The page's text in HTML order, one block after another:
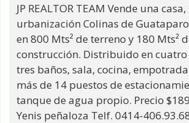
JP REALTOR TEAM Vende una
urbanización Colinas de
en 800 Mts² de terreno y 180 Mts²
construcción. Distribuido en
tres baños, sala, cocina,
más de 14 puestos de
tanque de agua propio. Precio
Yenis peñaloza Telf. 0414-